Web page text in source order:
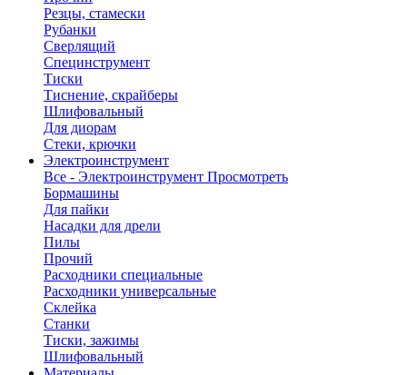
Резцы, стамески
Рубанки
Сверлящий
Специнструмент
Тиски
Тиснение, скрайберы
Шлифовальный
Для диорам
Стеки, крючки
Электроинструмент
Все - Электроинструмент Просмотреть
Бормашины
Для пайки
Насадки для дрели
Пилы
Прочий
Расходники специальные
Расходники универсальные
Склейка
Станки
Тиски, зажимы
Шлифовальный